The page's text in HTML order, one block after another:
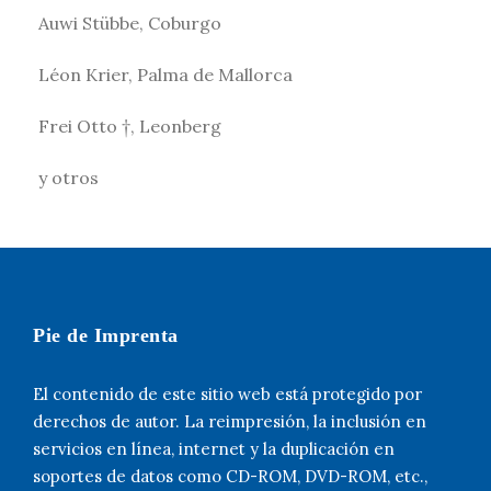
Auwi Stübbe, Coburgo
Léon Krier, Palma de Mallorca
Frei Otto †, Leonberg
y otros
Pie de Imprenta
El contenido de este sitio web está protegido por
derechos de autor. La reimpresión, la inclusión en
servicios en línea, internet y la duplicación en
soportes de datos como CD-ROM, DVD-ROM, etc.,